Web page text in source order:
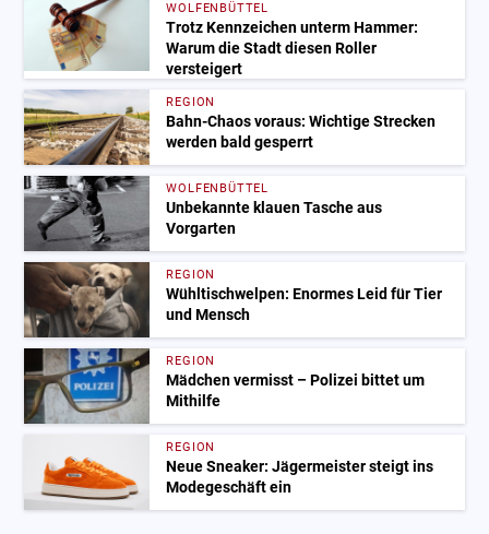
WOLFENBÜTTEL
Trotz Kennzeichen unterm Hammer:
Warum die Stadt diesen Roller
versteigert
REGION
Bahn-Chaos voraus: Wichtige Strecken
werden bald gesperrt
WOLFENBÜTTEL
Unbekannte klauen Tasche aus
Vorgarten
REGION
Wühltischwelpen: Enormes Leid für Tier
und Mensch
REGION
Mädchen vermisst – Polizei bittet um
Mithilfe
REGION
Neue Sneaker: Jägermeister steigt ins
Modegeschäft ein